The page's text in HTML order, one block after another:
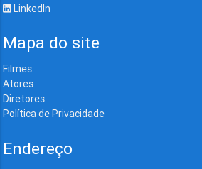
LinkedIn
Mapa do site
Filmes
Atores
Diretores
Política de Privacidade
Endereço